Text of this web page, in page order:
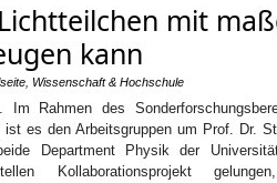
mit
kann
Wissenschaft & Hochschule
Im Rahmen des
ist es den Arbeitsgruppen um Prof. Dr.
Department Physik der
Kollaborationsprojekt